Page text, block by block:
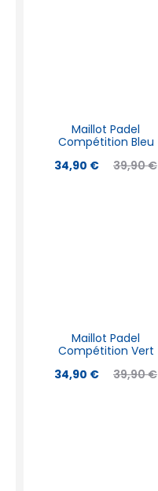
Maillot Padel
Compétition Bleu
39,90€
34,90 €
Maillot Padel
Compétition Vert
39,90€
34,90 €